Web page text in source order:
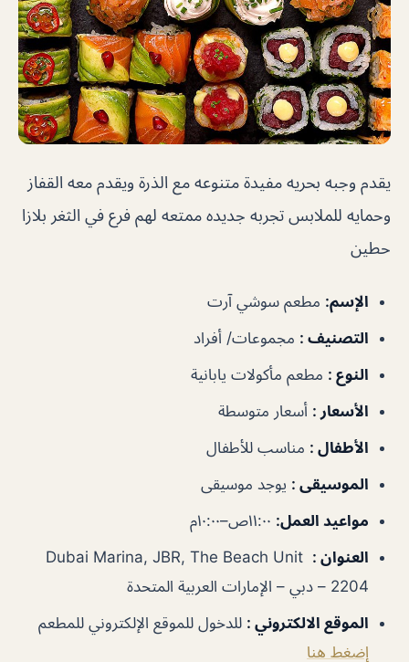
يقدم وجبه بحريه مفيدة متنوعه مع الذرة ويقدم معه القفاز
وحمايه للملابس تجربه جديده ممتعه لهم فرع في الثغر بلازا
حطين
الإسم: مطعم سوشي آرت
التصنيف : مجموعات/ أفراد
النوع : مطعم مأكولات يابانية
الأسعار : أسعار متوسطة
الأطفال : مناسب للأطفال
الموسيقى : يوجد موسيقى
مواعيد العمل:
العنوان :
Dubai Marina, JBR, The Beach Unit
2204 – دبي – الإمارات العربية المتحدة
الموقع الالكتروني : للدخول للموقع الإلكتروني للمطعم
إضغط هنا